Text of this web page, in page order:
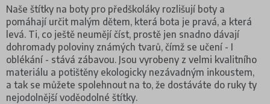
Naše štítky na boty pro předškoláky rozlišují boty a
pomáhají určit malým dětem, která bota je pravá, a která
levá. Ti, co ještě neumějí číst, prostě jen snadno dávají
dohromady poloviny známých tvarů, čímž se učení - I
oblékání - stává zábavou. Jsou vyrobeny z velmi kvalitního
materiálu a potištěny ekologicky nezávadným inkoustem,
a tak se můžete spolehnout na to, že dostáváte do ruky ty
nejodolnější voděodolné štítky.